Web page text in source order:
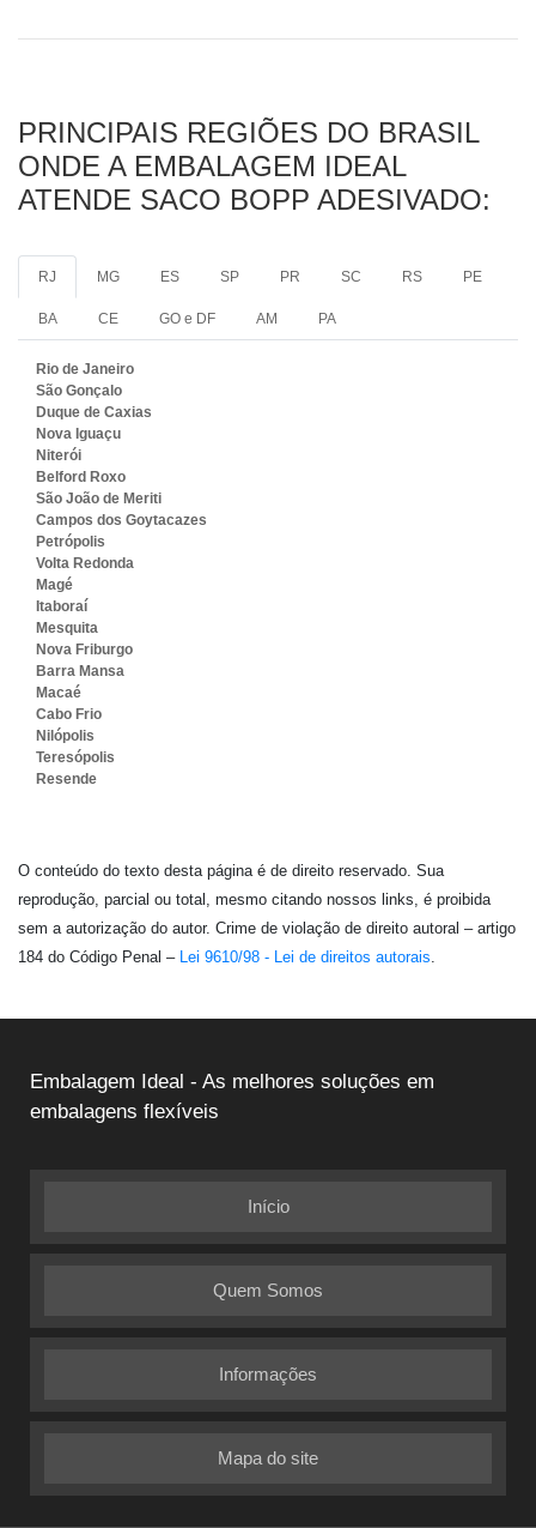
PRINCIPAIS REGIÕES DO BRASIL
ONDE A EMBALAGEM IDEAL
ATENDE SACO BOPP ADESIVADO:
RJ MG ES SP PR SC RS PE
BA CE GO e DF AM PA
Rio de Janeiro
São Gonçalo
Duque de Caxias
Nova Iguaçu
Niterói
Belford Roxo
São João de Meriti
Campos dos Goytacazes
Petrópolis
Volta Redonda
Magé
Itaboraí
Mesquita
Nova Friburgo
Barra Mansa
Macaé
Cabo Frio
Nilópolis
Teresópolis
Resende
O conteúdo do texto desta página é de direito reservado. Sua
reprodução, parcial ou total, mesmo citando nossos links, é proibida
sem a autorização do autor. Crime de violação de direito autoral – artigo
184 do Código Penal – Lei 9610/98 - Lei de direitos autorais.
Embalagem Ideal - As melhores soluções em
embalagens flexíveis
Início
Quem Somos
Informações
Mapa do site